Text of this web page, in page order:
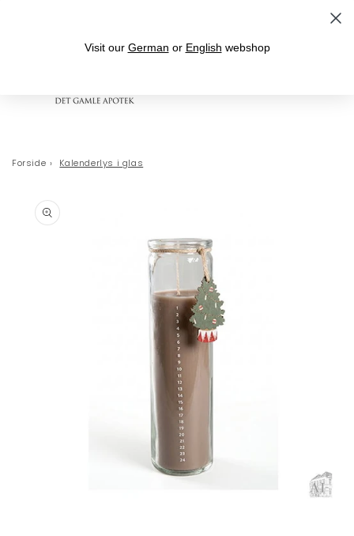
Forside › Kalenderlys i glas
Visit our German or English webshop